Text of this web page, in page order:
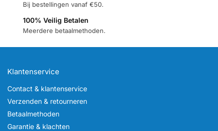
Bij bestellingen vanaf €50.
100% Veilig Betalen
Meerdere betaalmethoden.
Klantenservice
Contact & klantenservice
Verzenden & retourneren
Betaalmethoden
Garantie & klachten